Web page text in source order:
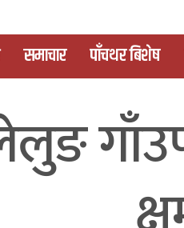
समाचार पाँचथर बिशेष